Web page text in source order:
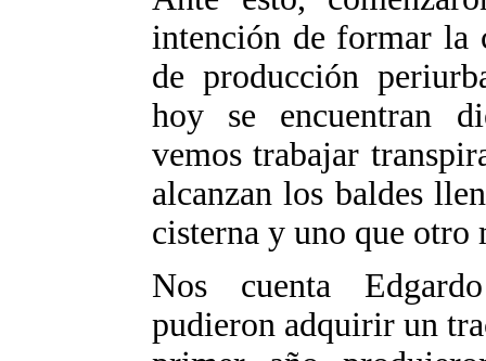
intención de formar la
de producción
hoy se encuentran
vemos trabajar
alcanzan los baldes
cisterna y uno que otro
Nos cuenta
pudieron adquirir un